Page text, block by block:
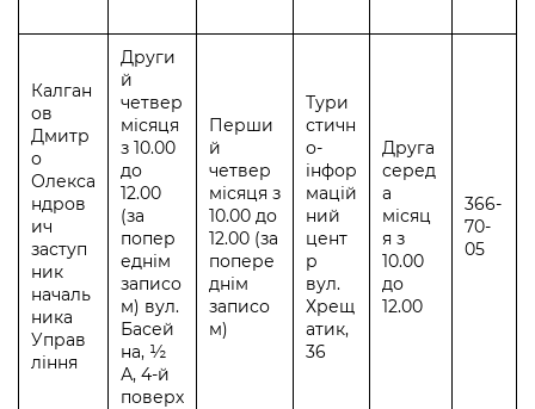
Калган
ов
Дмитр
о
Олекса
ндров
ич
заступ
ник
началь
ника
Управ
ління
Други
й
четвер
місяця
з 10.00
до
12.00
(за
попер
еднім
записо
м) вул.
Басей
на, ½
А, 4-й
поверх
Перши
й
четвер
місяця з
10.00 до
12.00 (за
попере
днім
записо
м)
Тури
стичн
о-
інфор
мацій
ний
цент
р
вул.
Хрещ
атик,
36
Друга
серед
а
місяц
я з
10.00
до
12.00
366-
70-
05